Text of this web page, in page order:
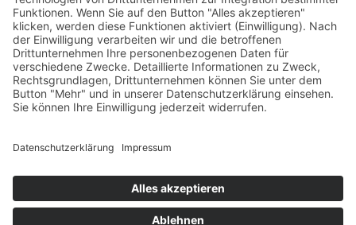
Impressum
Datenschutzerklärung
Cookie-Einstellungen
Programmkino.de richtet sich an Film- und Kinobegeisterte jeden
Geschlechts. Zur besseren Lesbarkeit haben wir uns aber entschlossen,
auf eine Doppelnennung oder Genderzeichen zu verzichten. Wo möglich